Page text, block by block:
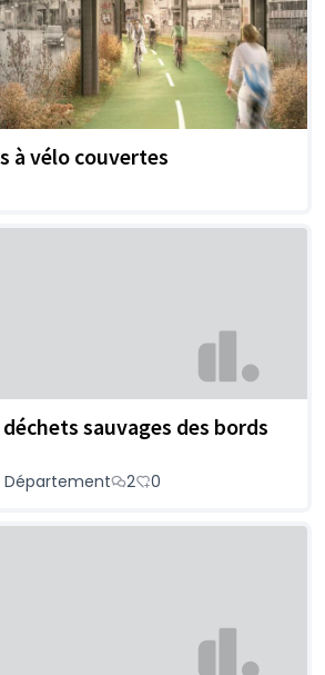
à vélo couvertes
sauvages des bords
Département 2 0